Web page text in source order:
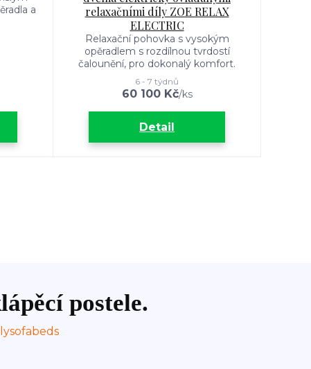
a
relaxačními díly ZOE RELAX
ELECTRIC
Relaxační pohovka s vysokým
opěradlem s rozdílnou tvrdostí
čalounění, pro dokonalý komfort.
60 100 Kč/ks
6 - 7 týdnů
Detail
postele.